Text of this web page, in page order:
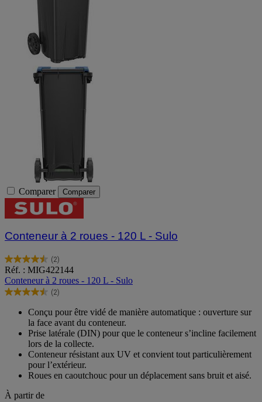
Comparer Comparer
Conteneur à 2 roues - 120 L - Sulo
(2)
4.5
sur
5
étoiles.
avis
Réf. : MIG422144
Conteneur à 2 roues - 120 L - Sulo
(2)
4.5
étoiles.
Conçu pour être vidé de manière automatique : ouverture sur
la face avant du conteneur.
Prise latérale (DIN) pour que le conteneur s’incline facilement
lors de la collecte.
Conteneur résistant aux UV et convient tout particulièrement
pour l’extérieur.
Roues en caoutchouc pour un déplacement sans bruit et aisé.
À partir de